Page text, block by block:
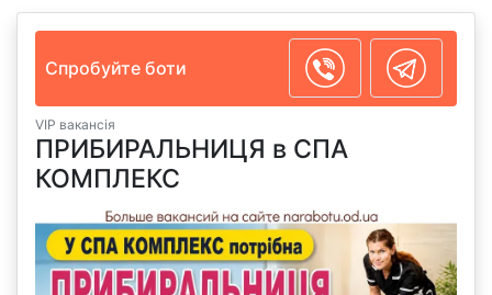
Спробуйте боти
VIP вакансія
ПРИБИРАЛЬНИЦЯ в СПА
КОМПЛЕКС